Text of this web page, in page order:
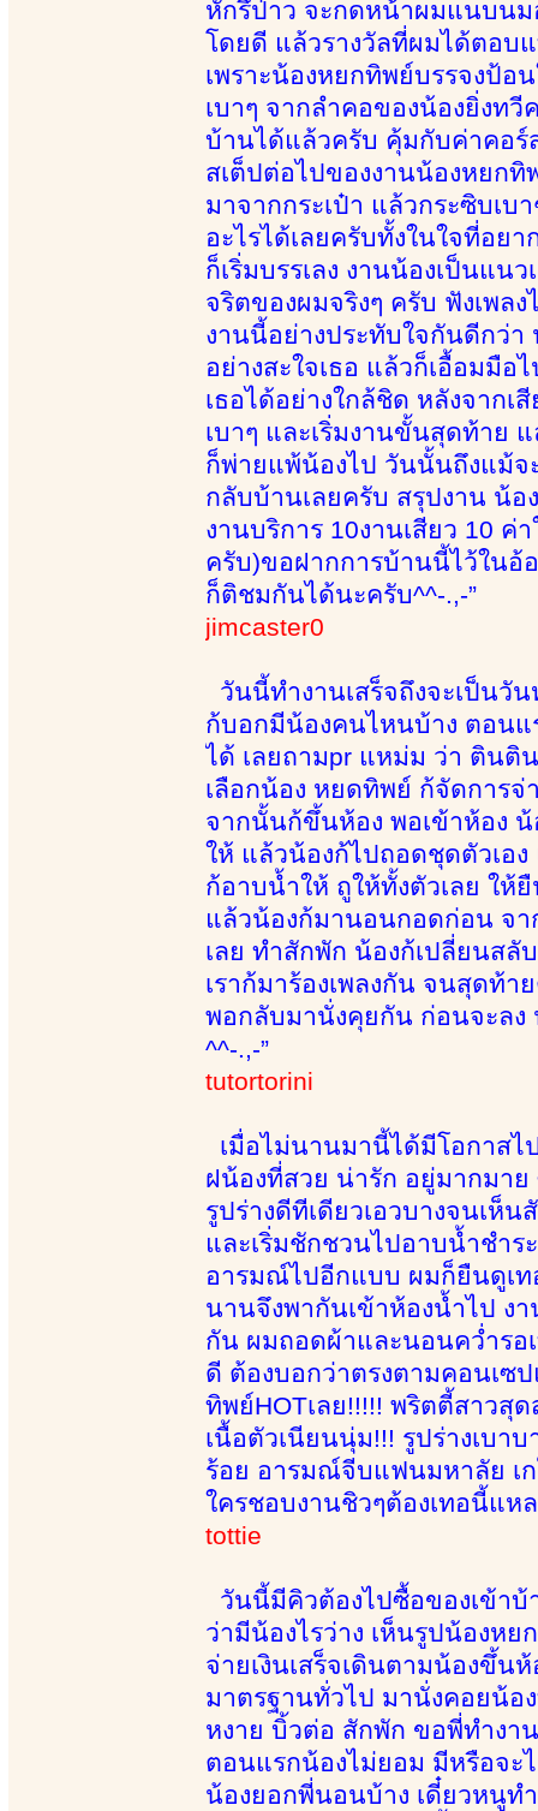
หักรึป่าว จะกดหน้าผมแนบนม
โดยดี แล้วรางวัลที่ผมได้ตอบ
เพราะน้องหยกทิพย์บรรจงป้อ
เบาๆ จากลำคอของน้องยิ่งท
บ้านได้แล้วครับ คุ้มกับค่าคอ
สเต็ปต่อไปของงานน้องหยกทิ
มาจากกระเป๋า แล้วกระซิบเ
อะไรได้เลยครับทั้งในใจที่อย
ก็เริ่มบรรเลง งานน้องเป็นแน
จริตของผมจริงๆ ครับ ฟังเพล
งานนี้อย่างประทับใจกันดีกว่
อย่างสะใจเธอ แล้วก็เอื้อมมื
เธอได้อย่างใกล้ชิด หลังจาก
เบาๆ และเริ่มงานขั้นสุดท้าย
ก็พ่ายแพ้น้องไป วันนั้นถึงแม้จ
กลับบ้านเลยครับ สรุปงาน น้อ
งานบริการ 10งานเสียว 10
ครับ)ขอฝากการบ้านนี้ไว้ในอ้
ก็ติชมกันได้นะครับ^^-.,-”
jimcaster0
วันนี้ทำงานเสร็จถึงจะเป็นวั
ก้บอกมีน้องคนไหนบ้าง ตอน
ได้ เลยถามpr แหม่ม ว่า ติน
เลือกน้อง หยดทิพย์ ก้จัดการ
จากนั้นก้ขึ้นห้อง พอเข้าห้อง น้
ให้ แล้วน้องก้ไปถอดชุดตัวเอ
ก้อาบน้ำให้ ถูให้ทั้งตัวเลย ให้
แล้วน้องก้มานอนกอดก่อน จ
เลย ทำสักพัก น้องก้เปลี่ยนส
เราก้มาร้องเพลงกัน จนสุดท้
พอกลับมานั่งคุยกัน ก่อนจะล
^^-.,-”
tutortorini
เมื่อไม่นานมานี้ได้มีโอกาส
ฝน้องที่สวย น่ารัก อยู่มากมา
รูปร่างดีทีเดียวเอวบางจนเห็
และเริ่มชักชวนไปอาบน้ำชำร
อารมณ์ไปอีกแบบ ผมก็ยืนดูเท
นานจึงพากันเข้าห้องน้ำไป ง
กัน ผมถอดผ้าและนอนคว่ำรอ
ดี ต้องบอกว่าตรงตามคอนเซ
ทิพย์HOTเลย!!!!! พริตตี้สาวสุด
เนื้อตัวเนียนนุ่ม!!! รูปร่างเบา
ร้อย อารมณ์จีบแฟนมหาลัย เก
ใครชอบงานชิวๆต้องเทอนี้แหล
tottie
วันนี้มีคิวต้องไปซื้อของเข้าบ้
ว่ามีน้องไรว่าง เห็นรูปน้องห
จ่ายเงินเสร็จเดินตามน้องขึ้น
มาตรฐานทั่วไป มานั่งคอยน้อ
หงาย บิ้วต่อ สักพัก ขอพี่ทำงา
ตอนแรกน้องไม่ยอม มีหรือจะ
น้องยอกพี่นอนบ้าง เดี๋ยวหนูท